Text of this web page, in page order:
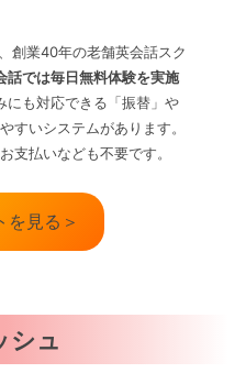
創業40年の老舗英会話スク
話では毎日無料体験を実施
にも対応できる「振替」や
すいシステムがあります。
支払いなども不要です。
を見る＞
シュ